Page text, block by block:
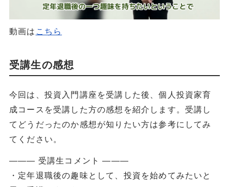
動画は こちら
受講生の感想
今回は、投資入門講座を受講した後、個人投資家育
成コースを受講した方の感想を紹介します。受講し
てどうだったのか感想が知りたい方は参考にしてみ
てください。
――― 受講生コメント ―――
・定年退職後の趣味として、投資を始めてみたいと